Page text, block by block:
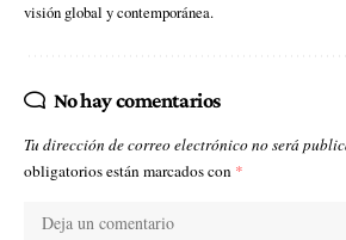
visión global y contemporánea.
No hay comentarios
Tu dirección de correo electrónico no será
obligatorios están marcados con *